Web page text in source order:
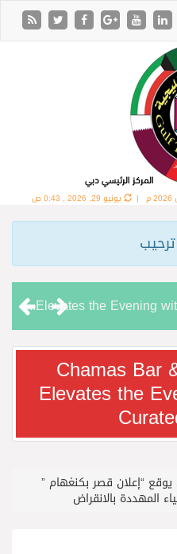
يونيو 29, 2026 , 0:43 ص
Chamas Bar & Cigar Lounge Elevates the Evening with a New Curated Menu
“شاماس” يقدّم تجربة مسائية راقية مع قائمة جديدة مستوحاة من النكهات البرازيلية
يغادر المستشفى
Chamas Bar
Elevates the
يوقع “إعلان قصر بكنغهام ”
المهددة بالانقراض